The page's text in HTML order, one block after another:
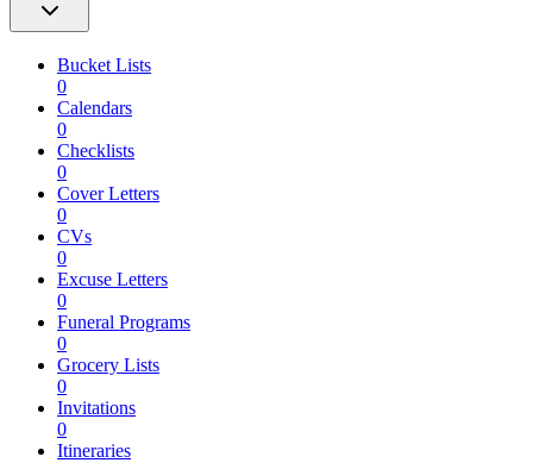
Bucket Lists
0
Calendars
0
Checklists
0
Cover Letters
0
CVs
0
Excuse Letters
0
Funeral Programs
0
Grocery Lists
0
Invitations
0
Itineraries